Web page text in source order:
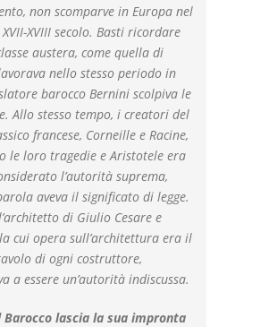
non scomparve in Europa nel
XVIII secolo. Basti ricordare
austera, come quella di
nello stesso periodo in
barocco Bernini scolpiva le
Allo stesso tempo, i creatori del
francese, Corneille e Racine,
le loro tragedie e Aristotele era
l’autorità suprema,
aveva il significato di legge.
di Giulio Cesare e
cui opera sull’architettura era il
di ogni costruttore,
a essere un’autorità indiscussa.
Barocco lascia la sua impronta